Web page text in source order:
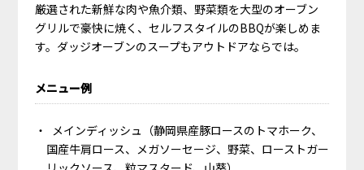
厳選された新鮮な肉や魚介類、野菜類を大型のオーブン
グリルで豪快に焼く、セルフスタイルのBBQが楽しめま
す。ダッジオーブンのスープもアウトドアならでは。
メニュー例
メインディッシュ（静岡県産豚ロースのトマホーク、
国産牛肩ロース、メガソーセージ、野菜、ローストガー